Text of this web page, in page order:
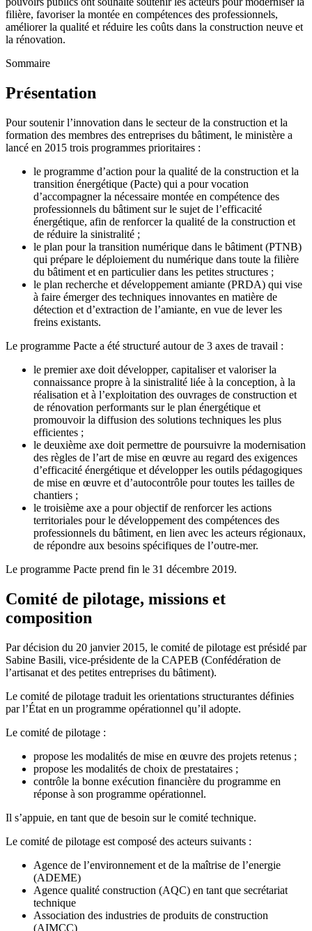
filière, favoriser la montée en compétences des professionnels,
améliorer la qualité et réduire les coûts dans la construction neuve et
la rénovation.
Sommaire
Présentation
Pour soutenir l’innovation dans le secteur de la construction et la
formation des membres des entreprises du bâtiment, le ministère a
lancé en 2015 trois programmes prioritaires :
le programme d’action pour la qualité de la construction et la
transition énergétique (Pacte) qui a pour vocation
d’accompagner la nécessaire montée en compétence des
professionnels du bâtiment sur le sujet de l’efficacité
énergétique, afin de renforcer la qualité de la construction et
de réduire la sinistralité ;
le plan pour la transition numérique dans le bâtiment (PTNB)
qui prépare le déploiement du numérique dans toute la filière
du bâtiment et en particulier dans les petites structures ;
le plan recherche et développement amiante (PRDA) qui vise
à faire émerger des techniques innovantes en matière de
détection et d’extraction de l’amiante, en vue de lever les
freins existants.
Le programme Pacte a été structuré autour de 3 axes de travail :
le premier axe doit développer, capitaliser et valoriser la
connaissance propre à la sinistralité liée à la conception, à la
réalisation et à l’exploitation des ouvrages de construction et
de rénovation performants sur le plan énergétique et
promouvoir la diffusion des solutions techniques les plus
efficientes ;
le deuxième axe doit permettre de poursuivre la modernisation
des règles de l’art de mise en œuvre au regard des exigences
d’efficacité énergétique et développer les outils pédagogiques
de mise en œuvre et d’autocontrôle pour toutes les tailles de
chantiers ;
le troisième axe a pour objectif de renforcer les actions
territoriales pour le développement des compétences des
professionnels du bâtiment, en lien avec les acteurs régionaux,
de répondre aux besoins spécifiques de l’outre-mer.
Le programme Pacte prend fin le 31 décembre 2019.
Comité de pilotage, missions et
composition
Par décision du 20 janvier 2015, le comité de pilotage est présidé par
Sabine Basili, vice-présidente de la CAPEB (Confédération de
l’artisanat et des petites entreprises du bâtiment).
Le comité de pilotage traduit les orientations structurantes définies
par l’État en un programme opérationnel qu’il adopte.
Le comité de pilotage :
propose les modalités de mise en œuvre des projets retenus ;
propose les modalités de choix de prestataires ;
contrôle la bonne exécution financière du programme en
réponse à son programme opérationnel.
Il s’appuie, en tant que de besoin sur le comité technique.
Le comité de pilotage est composé des acteurs suivants :
Agence de l’environnement et de la maîtrise de l’energie
(ADEME)
Agence qualité construction (AQC) en tant que secrétariat
technique
Association des industries de produits de construction
(AIMCC)